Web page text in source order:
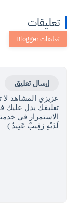
تعليقات
إرسال تعليق
عزيزي المشاهد لا
تعليقك يدل عليك
الاستمرار في
لَدَيْهِ رَقِيبٌ عَتِيدٌ )